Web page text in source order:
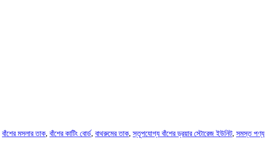
বাঁশের মসলার তাক, বাঁশের কাটিং বোর্ড, বাথরুমের তাক,স্তূপযোগ্য বাঁশের ড্রয়ার স্টোরেজ ইউনিট, সমস্ত পণ্য